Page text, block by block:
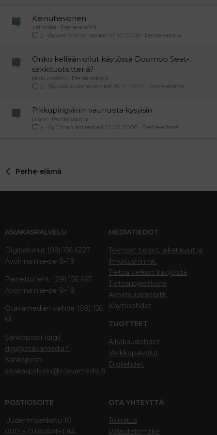
Keinuhevonen
vaimoke
Perhe-elämä
2
Perhe-elämä
03.10.2006
webmama
Onko kellään ollut käytössä Doomoo Seat-
säkkituolisitteriä?
pikkuvaemo
Perhe-elämä
0
Perhe-elämä
28.12.2007
pikkuvaemo
Pikkupingviinin vaunuista kysyisin
jii äm
Perhe-elämä
3
Perhe-elämä
01.08.2008
Elinan äiti
Perhe-elämä
ASIAKASPALVELU
Digipalvelut (09) 156 6227
Avoinna ma–pe 8–19
Painettu lehti (09) 156 665
Avoinna ma–pe 8–19
Otavamedian vaihde (09) 156
61
Sähköposti (digi)
digi@otavamedia.fi
Sähköposti
asiakaspalvelu@otavamedia.fi
MEDIATIEDOT
Tekniset tiedot, aikataulut ja
ilmoitushinnat
Tietoa verkon kävijöistä
Tietosuojaseloste
Avoimuusraportti
Käyttöehdot
TUOTTEET
Aikakauslehdet
Verkkopalvelut
Digilehdet
POSTIOSOITE
Uudenmaankatu 10
00015 OTAVAMEDIA
OTA YHTEYTTÄ
Toimitus
Palautelomake